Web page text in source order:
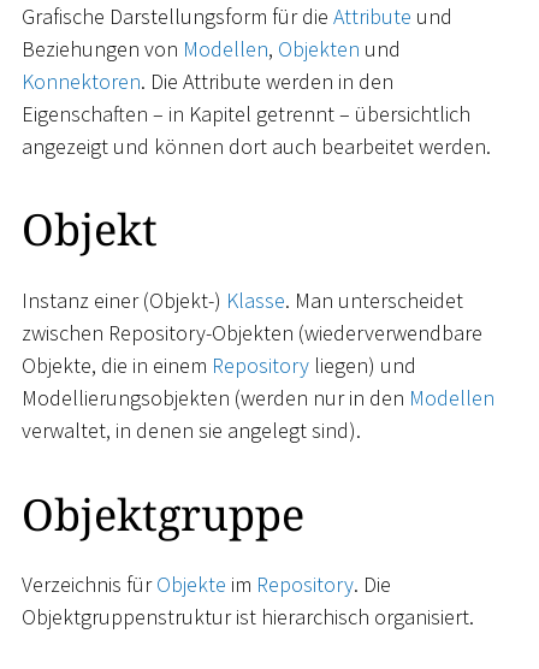
Grafische Darstellungsform für die Attribute und
Beziehungen von Modellen, Objekten und
Konnektoren. Die Attribute werden in den
Eigenschaften – in Kapitel getrennt – übersichtlich
angezeigt und können dort auch bearbeitet werden.
Objekt
Instanz einer (Objekt-) Klasse. Man unterscheidet
zwischen Repository-Objekten (wiederverwendbare
Objekte, die in einem Repository liegen) und
Modellierungsobjekten (werden nur in den Modellen
verwaltet, in denen sie angelegt sind).
Objektgruppe
Verzeichnis fürObjekte im Repository. Die
Objektgruppenstruktur ist hierarchisch organisiert.